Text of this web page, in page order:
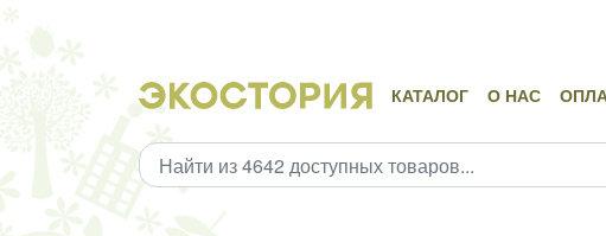
КАТАЛОГ О НАС